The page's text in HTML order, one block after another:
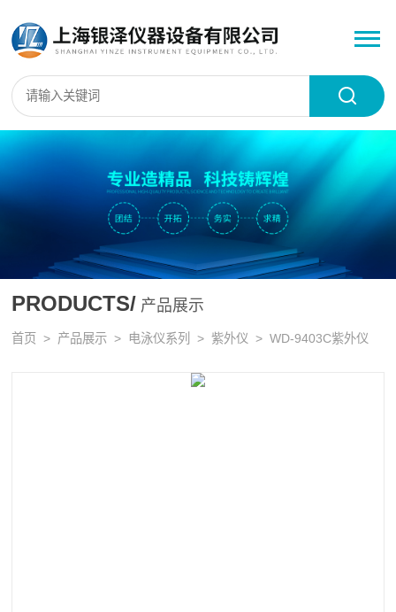
PRODUCTS/ 产品展示
首页 > 产品展示 > 电泳仪系列 >紫外仪 > WD-9403C紫外仪